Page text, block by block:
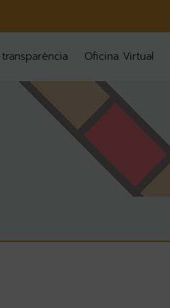
Oficina Virtual